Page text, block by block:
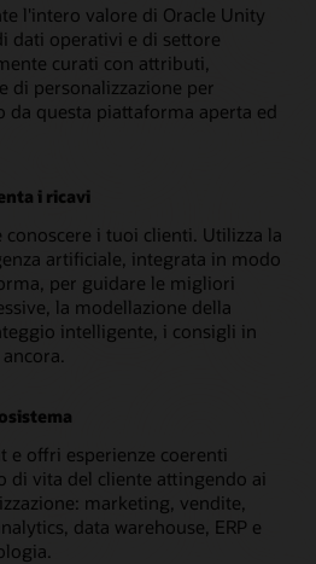
l'intero valore di Oracle Unity
dati operativi e di settore
curati con attributi,
di personalizzazione per
da questa piattaforma aperta ed
i ricavi
i tuoi clienti. Utilizza la
artificiale, integrata in modo
per guidare le migliori
la modellazione della
intelligente, i consigli in
e offri esperienze coerenti
di vita del cliente attingendo ai
marketing, vendite,
data warehouse, ERP e